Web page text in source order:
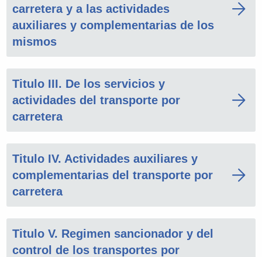
carretera y a las actividades
auxiliares y complementarias de los
mismos
Titulo III. De los servicios y
actividades del transporte por
carretera
Titulo IV. Actividades auxiliares y
complementarias del transporte por
carretera
Titulo V. Regimen sancionador y del
control de los transportes por